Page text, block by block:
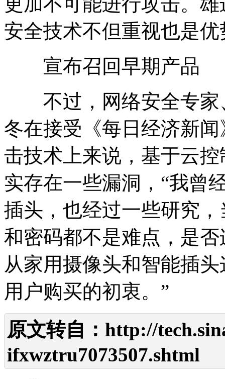
安全技术不但重视也是优
宣布召回早期产品
不过，网络安全专家
冬在接受《每日经济新
击技术上来说，基于云
实存在一些漏洞，“我曾
插头，也经过一些研究
和密码都不是难点，是
从家用摄像头和智能插
用户购买的初衷。”
原文转自： http://
ifxwztru7073507.shtml